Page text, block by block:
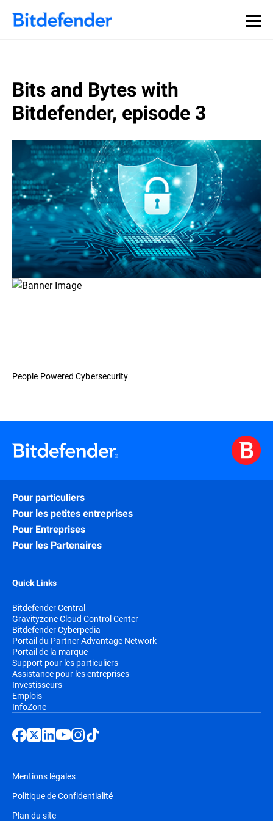
Souveraineté des données en cybersécurité : webinaire
en direct, le 30 juillet .Inscrivez-vous >>
Bits and Bytes with
Bitdefender, episode 3
People Powered Cybersecurity
Pour particuliers
Pour les petites entreprises
Pour Entreprises
Pour les Partenaires
Quick Links
Bitdefender Central
Gravityzone Cloud Control Center
Bitdefender Cyberpedia
Portail du Partner Advantage Network
Portail de la marque
Support pour les particuliers
Assistance pour les entreprises
Investisseurs
Emplois
InfoZone
Mentions légales
Politique de Confidentialité
Plan du site